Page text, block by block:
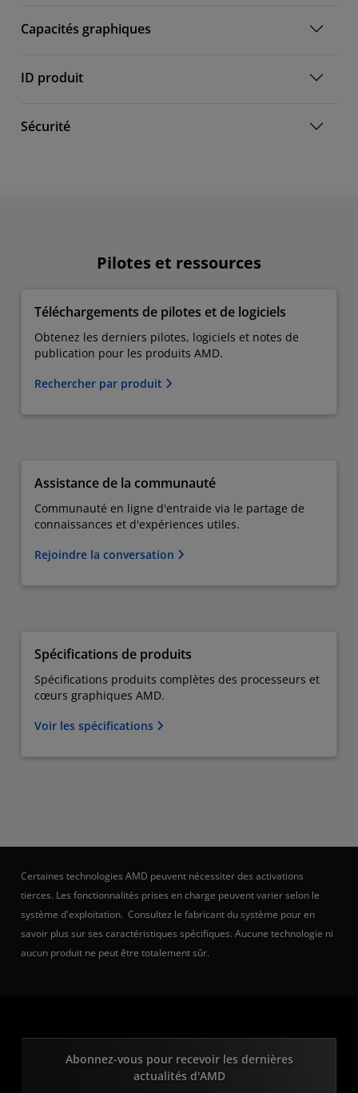
Capacités graphiques
ID produit
Sécurité
Pilotes et ressources
Téléchargements de pilotes et de logiciels
Obtenez les derniers pilotes, logiciels et notes de
publication pour les produits AMD.
Rechercher par produit
Assistance de la communauté
Communauté en ligne d'entraide via le partage de
connaissances et d'expériences utiles.
Rejoindre la conversation
Spécifications de produits
Spécifications produits complètes des processeurs et
cœurs graphiques AMD.
Voir les spécifications
Certaines technologies AMD peuvent nécessiter des activations
tierces. Les fonctionnalités prises en charge peuvent varier selon le
système d'exploitation. Consultez le fabricant du système pour en
savoir plus sur ses caractéristiques spécifiques. Aucune technologie ni
aucun produit ne peut être totalement sûr.
Abonnez-vous pour recevoir les dernières
actualités d'AMD